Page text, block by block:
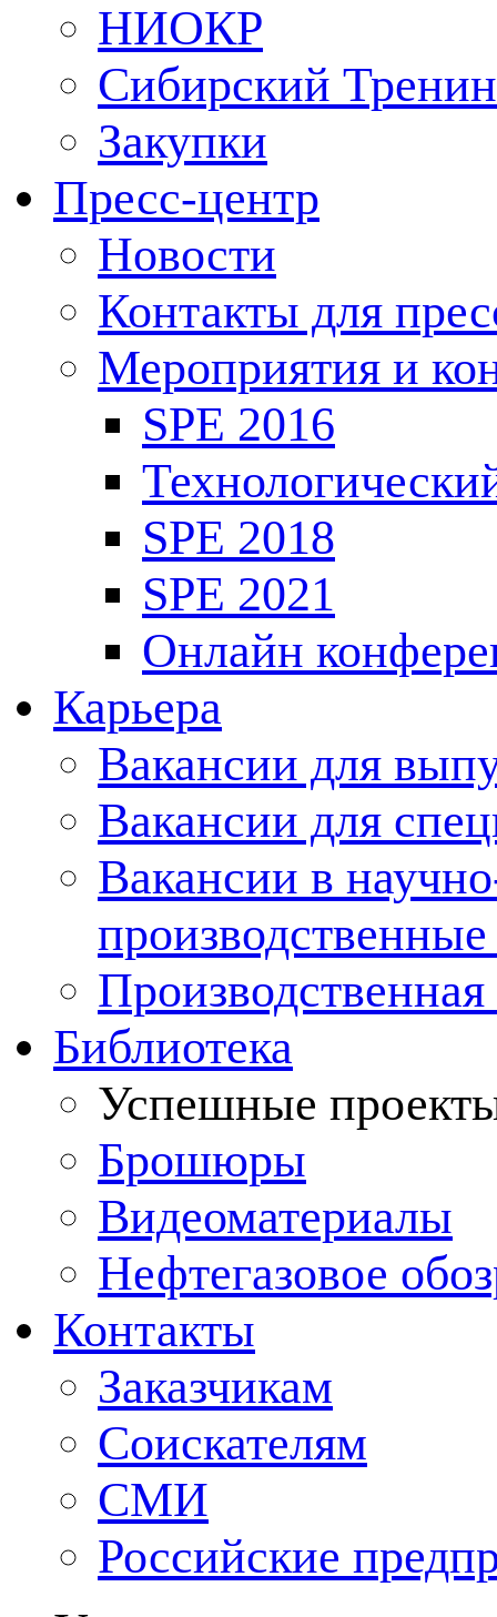
НИОКР
Сибирский
Закупки
Пресс-центр
Новости
Контакты для
Мероприятия и
SPE 2016
SPE 2018
SPE 2021
Онлайн
Карьера
Вакансии для
Вакансии для
Вакансии в
Производственная
Библиотека
Успешные
Брошюры
Видеоматериалы
Нефтегазовое
Контакты
Заказчикам
Соискателям
СМИ
Российские